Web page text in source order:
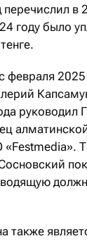
в
году было
февраля 2025
руководил
«Festmedia».
также